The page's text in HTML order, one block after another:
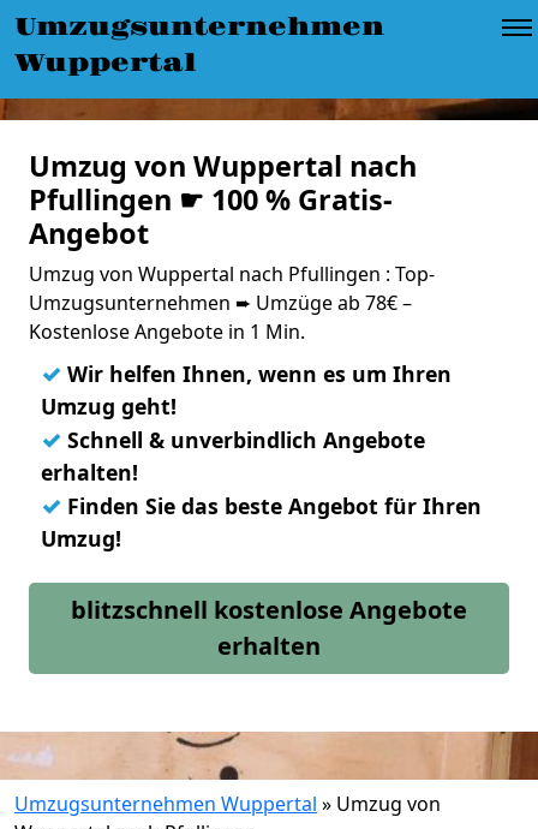
Umzugsunternehmen
Wuppertal
Umzug von Wuppertal nach
Pfullingen ☛ 100 % Gratis-
Angebot
Umzug von Wuppertal nach Pfullingen : Top-
Umzugsunternehmen ➨ Umzüge ab 78€ –
Kostenlose Angebote in 1 Min.
✓ Wir helfen Ihnen, wenn es um Ihren
Umzug geht!
✓ Schnell & unverbindlich Angebote
erhalten!
✓ Finden Sie das beste Angebot für Ihren
Umzug!
blitzschnell kostenlose Angebote
erhalten
Umzugsunternehmen Wuppertal » Umzug von